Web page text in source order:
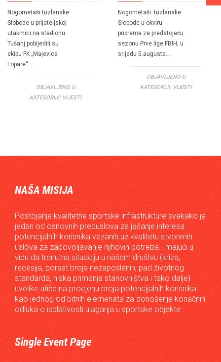
Nogometaši tuzlanske
Slobode u prijateljskoj
utakmici na stadionu
Tušanj pobijedili su
ekipu FK „Majevica
Lopare“…
OBJAVLJENO U
KATEGORIJI: VIJESTI
Nogometaši tuzlanske
Slobode u okviru
priprema za predstojeću
sezonu Prve lige FBIH, u
srijedu 5.augusta…
OBJAVLJENO U
KATEGORIJI: VIJESTI
NAŠA MISIJA
Postojanje kvalitetne sportske infrastrukture svakako je
jedan od osnovnih preduslova za jačanje interesa
potencijalnih korisnika vezanih uz kvalitetu stvorenih
uslova za zadovoljavanje njihovih potreba. Imajući u
vidu da trenutna situaciju u našem društvu (kriza,
recesija, porast broja nezaposlenih, pad životnog
standarda, niska primanja stanovništva i tako dalje)
uvelike utiče na procjenu broja potencijalnih korisnika
kao jednog od bitnih elemenata za donošenje konačnih
odluka o isplativosti ulaganja u sportske objekte.
Single Event Page